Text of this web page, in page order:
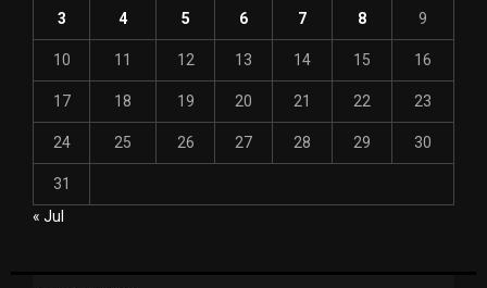
3 4 5 6 7 8 9
10 11 12 13 14 15 16
17 18 19 20 21 22 23
24 25 26 27 28 29 30
31
« Jul